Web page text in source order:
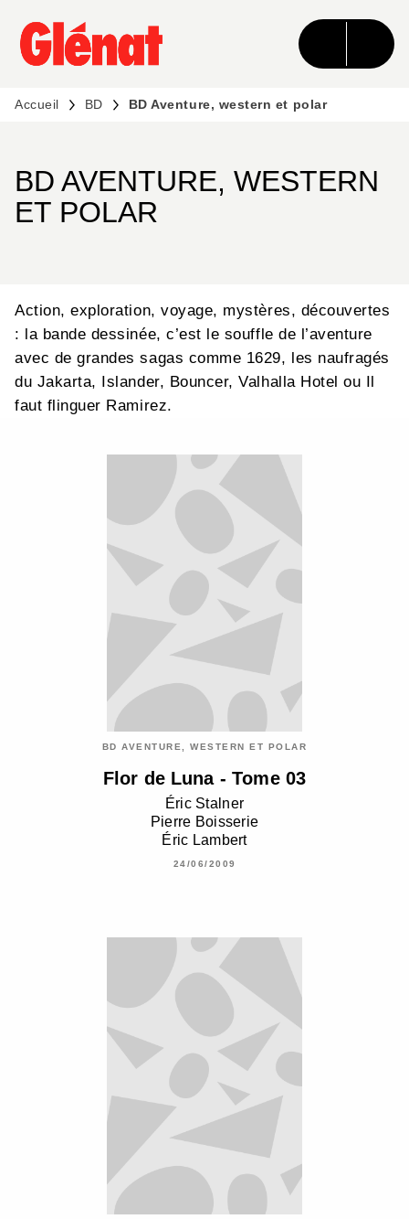
MENU RECHERCHE CONTENU
PIED DE PAGE
Accueil BD BD Aventure, western et polar
BD AVENTURE, WESTERN
ET POLAR
Action, exploration, voyage, mystères, découvertes
: la bande dessinée, c’est le souffle de l’aventure
avec de grandes sagas comme 1629, les naufragés
du Jakarta, Islander, Bouncer, Valhalla Hotel ou Il
faut flinguer Ramirez.
BD AVENTURE, WESTERN ET POLAR
Flor de Luna - Tome 03
Éric Stalner
Pierre Boisserie
Éric Lambert
24/06/2009